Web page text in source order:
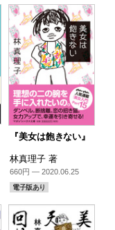
『美女は飽きない』
林真理子 著
660円 — 2020.06.25
電子版あり